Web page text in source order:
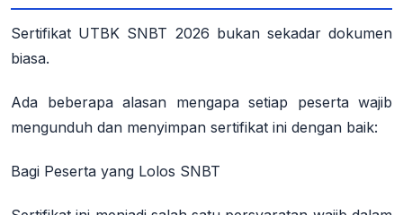
Sertifikat UTBK SNBT 2026 bukan sekadar dokumen
biasa.
Ada beberapa alasan mengapa setiap peserta wajib
mengunduh dan menyimpan sertifikat ini dengan baik:
Bagi Peserta yang Lolos SNBT